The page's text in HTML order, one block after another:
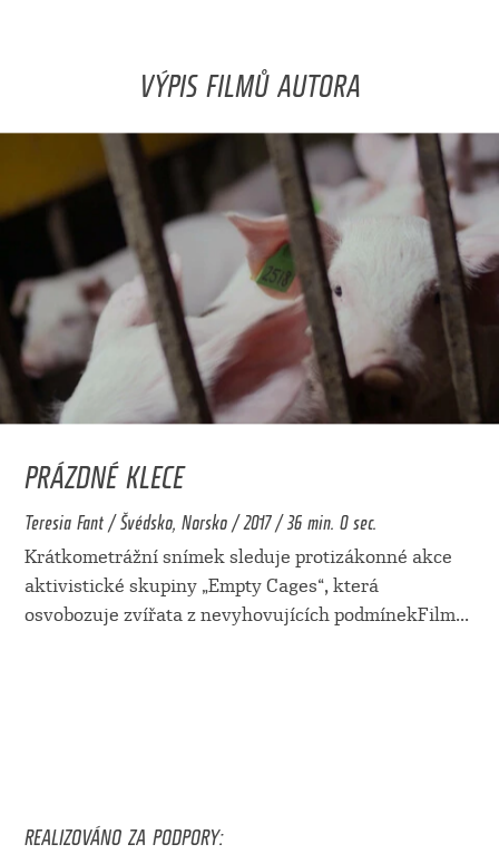
VÝPIS FILMŮ AUTORA
PRÁZDNÉ KLECE
Teresia Fant / Švédsko, Norsko / 2017 / 36 min. 0 sec.
Krátkometrážní snímek sleduje protizákonné akce
aktivistické skupiny „Empty Cages“, která
osvobozuje zvířata z nevyhovujících podmínekFilm...
REALIZOVÁNO ZA PODPORY: